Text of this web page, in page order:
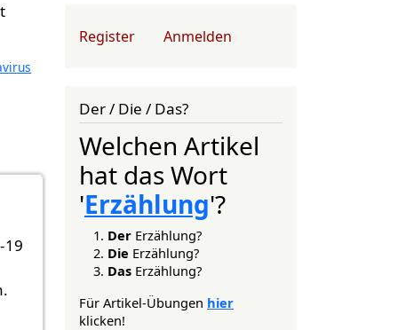
19
User account menu
Register Anmelden
Der / Die / Das?
Welchen Artikel
hat das Wort
'Erzählung'?
Der Erzählung?
Die Erzählung?
Das Erzählung?
Für Artikel-Übungen hier
klicken!